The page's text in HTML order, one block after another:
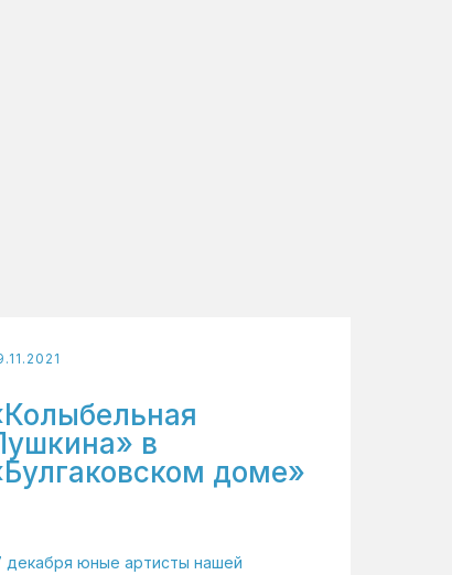
в
доме»
декабря юные артисты нашей